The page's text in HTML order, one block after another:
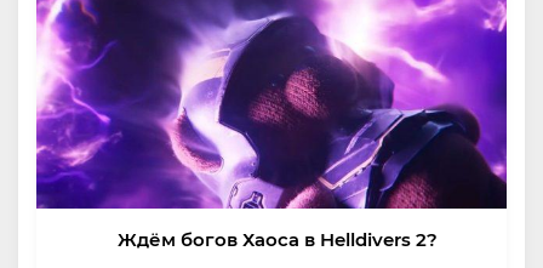
Ждём богов Хаоса в Helldivers 2?